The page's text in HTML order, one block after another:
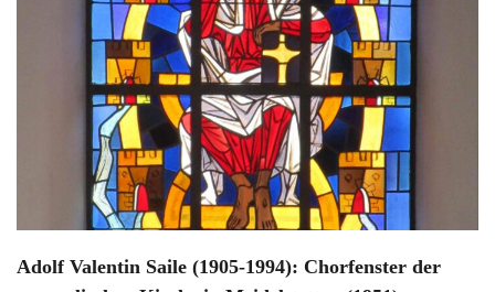
Adolf Valentin Saile (1905-1994): Chorfenster der